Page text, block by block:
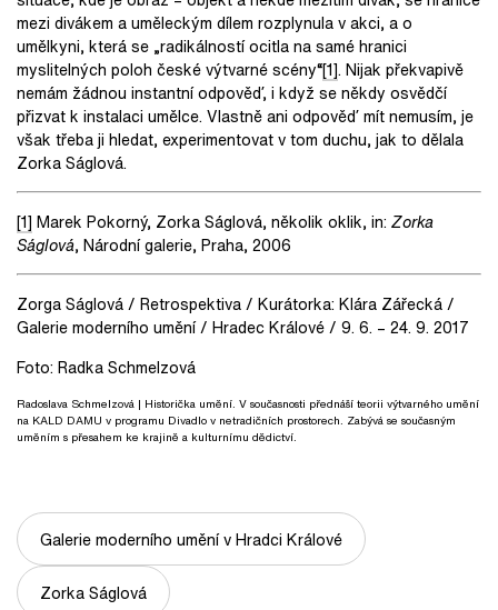
mezi divákem a uměleckým dílem rozplynula v akci, a o
umělkyni, která se „radikálností ocitla na samé hranici
myslitelných poloh české výtvarné scény“[1]. Nijak překvapivě
nemám žádnou instantní odpověď, i když se někdy osvědčí
přizvat k instalaci umělce. Vlastně ani odpověď mít nemusím, je
však třeba ji hledat, experimentovat v tom duchu, jak to dělala
Zorka Ságlová.
[1] Marek Pokorný, Zorka Ságlová, několik oklik, in: Zorka
Ságlová, Národní galerie, Praha, 2006
Zorga Ságlová / Retrospektiva / Kurátorka: Klára Zářecká /
Galerie moderního umění / Hradec Králové / 9. 6. – 24. 9. 2017
Foto: Radka Schmelzová
Radoslava Schmelzová | Historička umění. V současnosti přednáší teorii výtvarného umění
na KALD DAMU v programu Divadlo v netradičních prostorech. Zabývá se současným
uměním s přesahem ke krajině a kulturnímu dědictví.
Galerie moderního umění v Hradci Králové
Zorka Ságlová